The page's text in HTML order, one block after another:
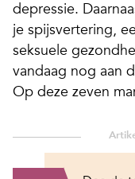
depressie.
je spijsvertering,
seksuele
vandaag nog aan
Op deze zeven